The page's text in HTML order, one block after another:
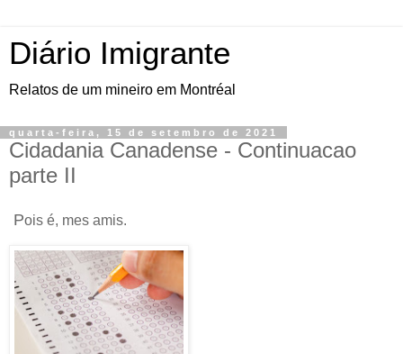
Diário Imigrante
Relatos de um mineiro em Montréal
quarta-feira, 15 de setembro de 2021
Cidadania Canadense - Continuacao
parte II
Pois é, mes amis.